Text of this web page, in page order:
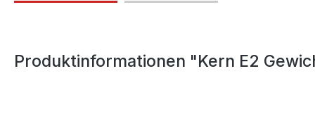
Produktinformationen "Kern E2